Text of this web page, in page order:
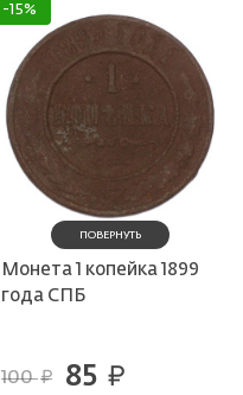
-15%
ПОВЕРНУТЬ
Монета 1 копейка 1899
года СПБ
100руб. 85 руб.